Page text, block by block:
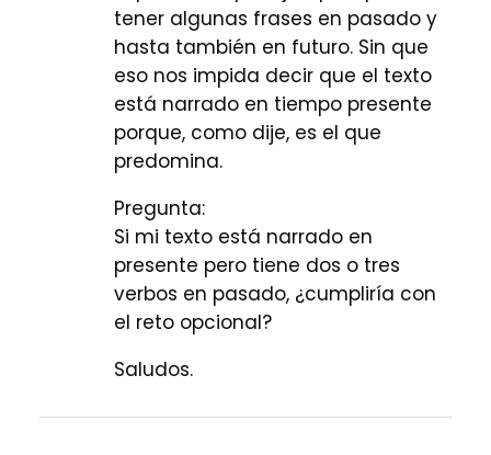
tener algunas frases en pasado y
hasta también en futuro. Sin que
eso nos impida decir que el texto
está narrado en tiempo presente
porque, como dije, es el que
predomina.
Pregunta:
Si mi texto está narrado en
presente pero tiene dos o tres
verbos en pasado, ¿cumpliría con
el reto opcional?
Saludos.